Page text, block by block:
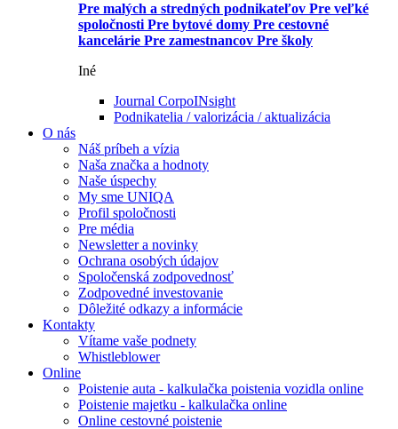
Pre malých a stredných podnikateľov Pre veľké
spoločnosti Pre bytové domy Pre cestovné
kancelárie Pre zamestnancov Pre školy
Iné
Journal CorpoINsight
Podnikatelia / valorizácia / aktualizácia
O nás
Náš príbeh a vízia
Naša značka a hodnoty
Naše úspechy
My sme UNIQA
Profil spoločnosti
Pre média
Newsletter a novinky
Ochrana osobých údajov
Spoločenská zodpovednosť
Zodpovedné investovanie
Dôležité odkazy a informácie
Kontakty
Vítame vaše podnety
Whistleblower
Online
Poistenie auta - kalkulačka poistenia vozidla online
Poistenie majetku - kalkulačka online
Online cestovné poistenie